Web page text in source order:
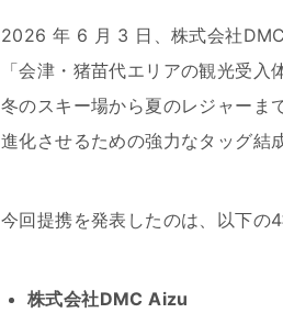
2026 年 6 月 3 日、株式会社
「会津・猪苗代エリアの観光受
冬のスキー場から夏のレジャーま
進化させるための強力なタッグ結
今回提携を発表したのは、以下の4
株式会社DMC Aizu